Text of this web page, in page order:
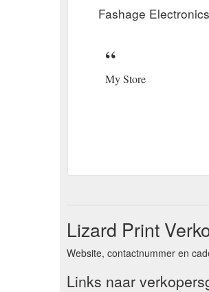
Fashage
My Store
Lizard Print
Website, contactnummer en
Links naar